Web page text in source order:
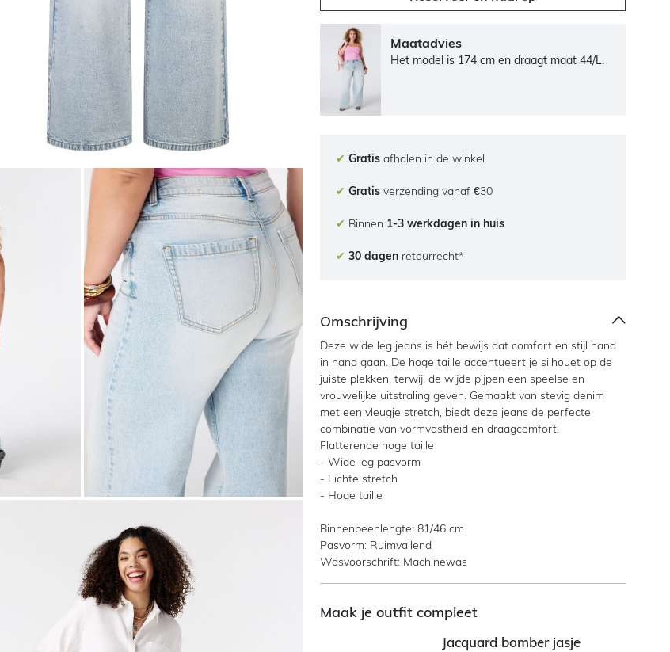
Maatadvies
Het model is 174 cm en draagt maat 44/L.
✔ Gratis afhalen in de winkel
✔ Gratis verzending vanaf €30
✔ Binnen 1-3 werkdagen in huis
✔ 30 dagen retourrecht*
Omschrijving
Deze wide leg jeans is hét bewijs dat comfort en stijl hand
in hand gaan. De hoge taille accentueert je silhouet op de
juiste plekken, terwijl de wijde pijpen een speelse en
vrouwelijke uitstraling geven. Gemaakt van stevig denim
met een vleugje stretch, biedt deze jeans de perfecte
combinatie van vormvastheid en draagcomfort.
Flatterende hoge taille
- Wide leg pasvorm
- Lichte stretch
- Hoge taille
Binnenbeenlengte: 81/46 cm
Pasvorm: Ruimvallend
Wasvoorschrift: Machinewas
Maak je outfit compleet
Jacquard bomber jasje